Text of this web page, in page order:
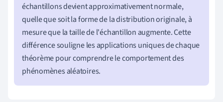
échantillons devient approximativement normale,
quelle que soit la forme de la distribution originale, à
mesure que la taille de l'échantillon augmente. Cette
différence souligne les applications uniques de chaque
théorème pour comprendre le comportement des
phénomènes aléatoires.